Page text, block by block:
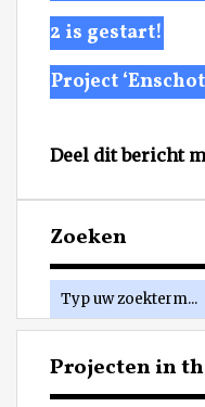
2 is gestart!
Project
Deel dit bericht
Zoeken
Projecten in